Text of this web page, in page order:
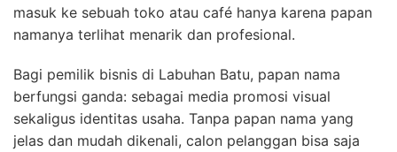
masuk ke sebuah toko atau café hanya karena papan
namanya terlihat menarik dan profesional.
Bagi pemilik bisnis di Labuhan Batu, papan nama
berfungsi ganda: sebagai media promosi visual
sekaligus identitas usaha. Tanpa papan nama yang
jelas dan mudah dikenali, calon pelanggan bisa saja